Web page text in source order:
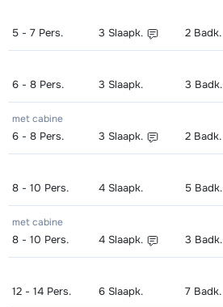
- Beginner
- Gevorderd
Ski Kind (6x 2h00) 09.00 - 11.00 uur
- Beginner
Ski Kind (6x 2h00) 09.00 - 11.00 uur
Ski Kind (6x 2h00) 09.00 - 11.00 uur
5 - 7 Pers. 3 Slaapk. 2 Badk.
6 - 8 Pers. 3 Slaapk. 3 Badk.
met cabine
6 - 8 Pers. 3 Slaapk. 2 Badk.
8 - 10 Pers. 4 Slaapk. 5 Badk.
met cabine
8 - 10 Pers. 4 Slaapk. 3 Badk.
12 - 14 Pers. 6 Slaapk. 7 Badk.